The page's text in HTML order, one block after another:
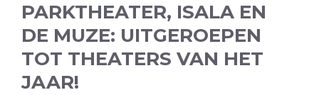
PARKTHEATER, ISALA EN
DE MUZE: UITGEROEPEN
TOT THEATERS VAN HET
JAAR!